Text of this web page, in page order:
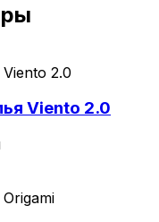
Viento 2.0